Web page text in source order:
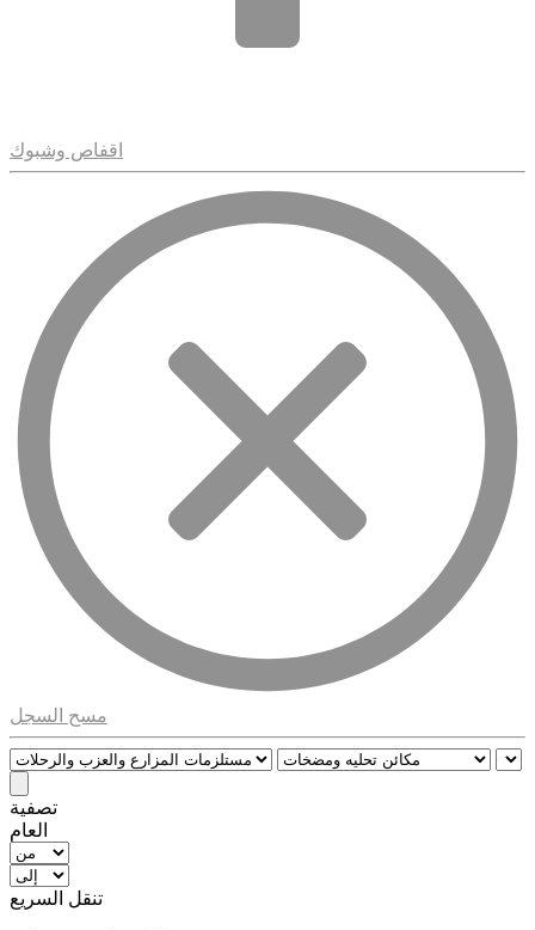
اقفاص وشبوك
مسح السجل
تصفية
العام
تنقل السريع